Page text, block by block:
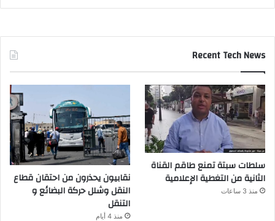
Recent Tech News
سلطات سبتة تمنع طاقم القناة
الثانية من التغطية الإعلامية
منذ 3 ساعات
نقابيون يحذرون من احتقان قطاع
النقل وشلل حركة البضائع و
التنقل
منذ 4 أيام